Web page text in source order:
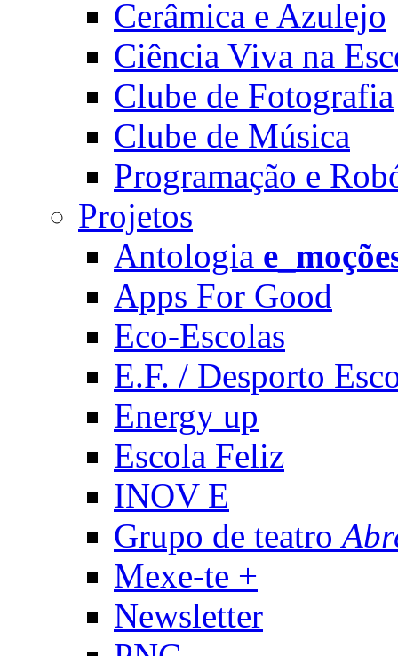
Cerâmica e Azulejo
Ciência Viva na
Clube de Fotografia
Clube de Música
Programação e
Projetos
Antologia
Apps For Good
Eco-Escolas
E.F. / Desporto
Energy up
Escola Feliz
INOV E
Grupo de teatro
Mexe-te +
Newsletter